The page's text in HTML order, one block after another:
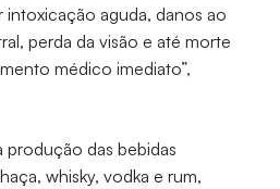
aguda, danos ao
perda da visão e até morte
médico imediato”,
produção das bebidas
whisky, vodka e rum,